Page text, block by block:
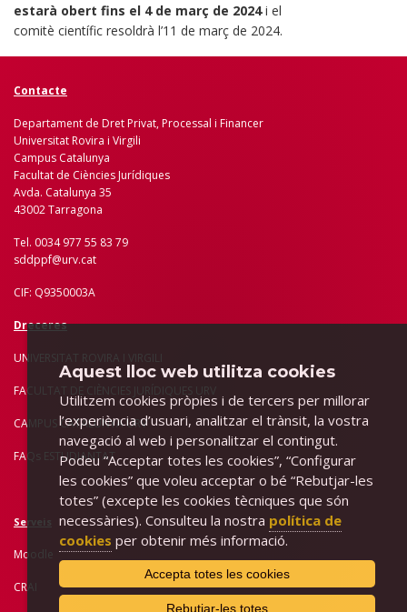
estarà obert fins el 4 de març de 2024i el
comitè científic resoldrà l’11 de març de 2024.
Contacte
Departament de Dret Privat, Processal i Financer
Universitat Rovira i Virgili
Campus Catalunya
Facultat de Ciències Jurídiques
Avda. Catalunya 35
43002 Tarragona
Tel. 0034 977 55 83 79
sddppf@urv.cat
CIF: Q9350003A
Dreceres
UNIVERSITAT ROVIRA I VIRGILI
FACULTAT DE CIÈNCIES JURÍDIQUES URV
CAMPUS CATALUNYA URV
FAQs ESTUDIANTAT
Serveis
Moodle
CRAI
Aquest lloc web utilitza cookies
Utilitzem cookies pròpies i de tercers per millorar
l’experiència d’usuari, analitzar el trànsit, la vostra
navegació al web i personalitzar el contingut.
Podeu “Acceptar totes les cookies”, “Configurar
les cookies” que voleu acceptar o bé “Rebutjar-les
totes” (excepte les cookies tècniques que són
necessàries). Consulteu la nostra política de
cookies per obtenir més informació.
Accepta totes les cookies
Rebutjar-les totes